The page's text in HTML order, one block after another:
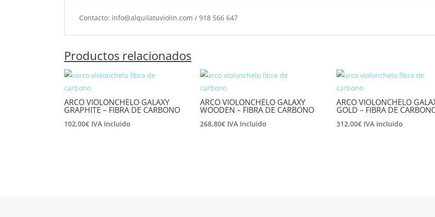
Contacto: info@alquilatuviolin.com / 918 566 647
Productos relacionados
ARCO VIOLONCHELO GALAXY
GRAPHITE – FIBRA DE CARBONO
102,00€ IVA incluido
ARCO VIOLONCHELO GALAXY
WOODEN – FIBRA DE CARBONO
268,80€ IVA incluido
ARCO VIOLONCHELO
GOLD – FIBRA DE
312,00€ IVA incluido